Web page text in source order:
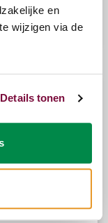
en
wijzigen via de
Details tonen
Bekijk opties